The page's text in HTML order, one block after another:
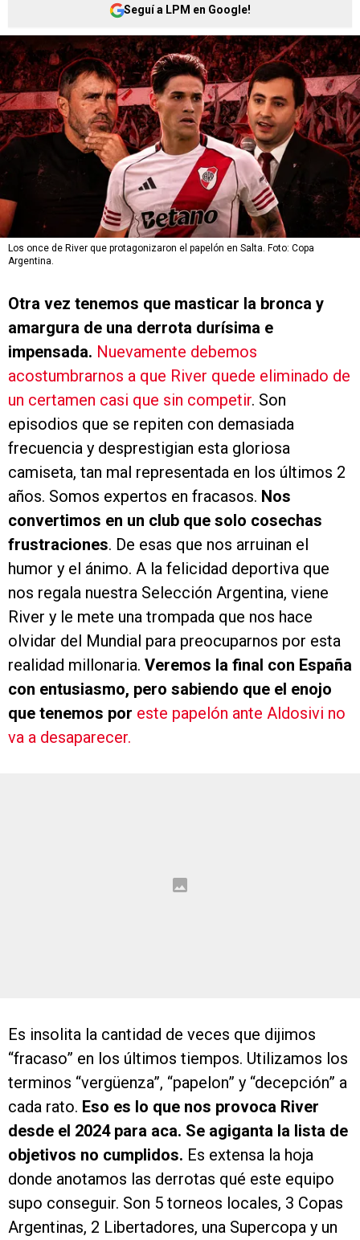
Seguí a LPM en Google!
Los once de River que protagonizaron el papelón en Salta. Foto: Copa
Argentina.
Otra vez tenemos que masticar la bronca y
amargura de una derrota durísima e
impensada. Nuevamente debemos
acostumbrarnos a que River quede eliminado de
un certamen casi que sin competir. Son
episodios que se repiten con demasiada
frecuencia y desprestigian esta gloriosa
camiseta, tan mal representada en los últimos 2
años. Somos expertos en fracasos. Nos
convertimos en un club que solo cosechas
frustraciones. De esas que nos arruinan el
humor y el ánimo. A la felicidad deportiva que
nos regala nuestra Selección Argentina, viene
River y le mete una trompada que nos hace
olvidar del Mundial para preocuparnos por esta
realidad millonaria. Veremos la final con España
con entusiasmo, pero sabiendo que el enojo
que tenemos por este papelón ante Aldosivi no
va a desaparecer.
Es insolita la cantidad de veces que dijimos
“fracaso” en los últimos tiempos. Utilizamos los
terminos “vergüenza”, “papelon” y “decepción” a
cada rato. Eso es lo que nos provoca River
desde el 2024 para aca. Se agiganta la lista de
objetivos no cumplidos. Es extensa la hoja
donde anotamos las derrotas qué este equipo
supo conseguir. Son 5 torneos locales, 3 Copas
Argentinas, 2 Libertadores, una Supercopa y un